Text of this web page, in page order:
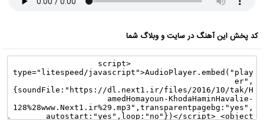
کد پخش این آهنگ در سایت و وبلاگ شما